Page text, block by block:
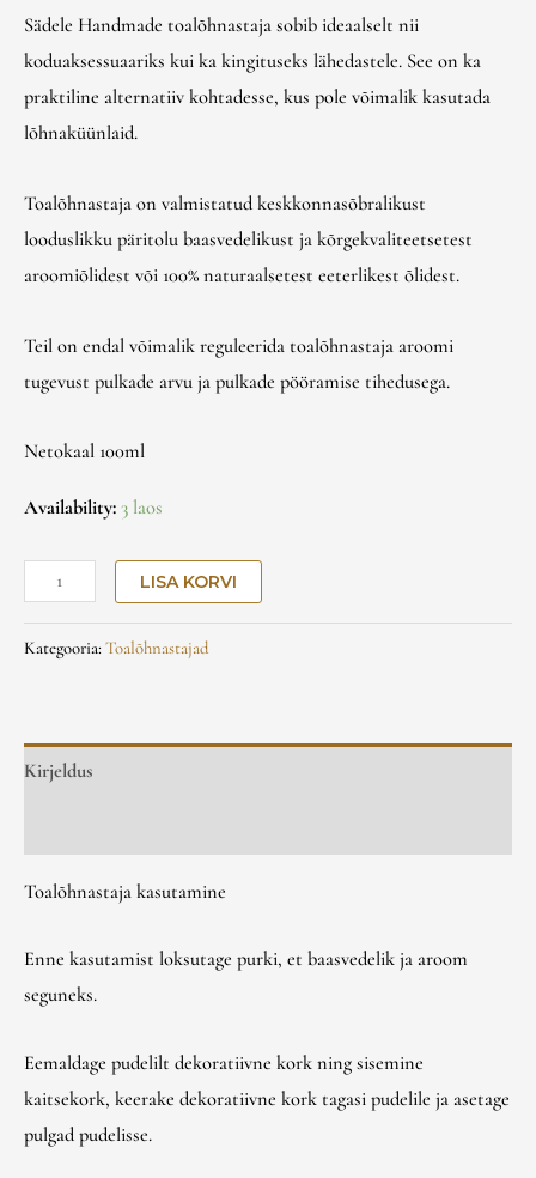
Sädele Handmade toalõhnastaja sobib ideaalselt nii
koduaksessuaariks kui ka kingituseks lähedastele. See on ka
praktiline alternatiiv kohtadesse, kus pole võimalik kasutada
lõhnaküünlaid.
Toalõhnastaja on valmistatud keskkonnasõbralikust
looduslikku päritolu baasvedelikust ja kõrgekvaliteetsetest
aroomiõlidest või 100% naturaalsetest eeterlikest õlidest.
Teil on endal võimalik reguleerida toalõhnastaja aroomi
tugevust pulkade arvu ja pulkade pööramise tihedusega.
Netokaal 100ml
Availability: 3 laos
LISA KORVI
Kategooria:Toalõhnastajad
Kirjeldus
Toalõhnastaja kasutamine
Enne kasutamist loksutage purki, et baasvedelik ja aroom
seguneks.
Eemaldage pudelilt dekoratiivne kork ning sisemine
kaitsekork, keerake dekoratiivne kork tagasi pudelile ja asetage
pulgad pudelisse.